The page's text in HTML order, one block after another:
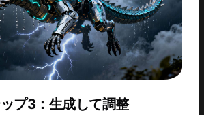
プ3：生成して調整